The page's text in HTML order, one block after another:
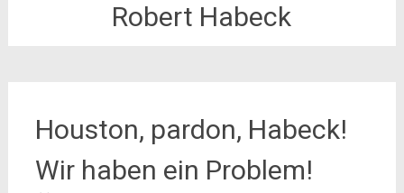
Robert Habeck
Houston, pardon, Habeck!
Wir haben ein Problem!